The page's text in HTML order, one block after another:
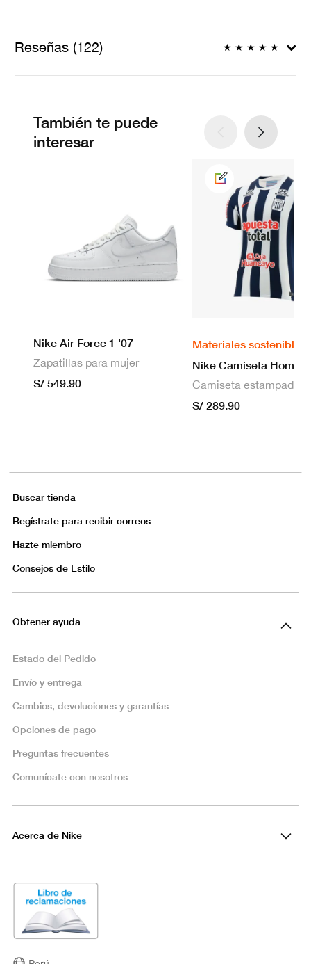
Reseñas (122) ★ ★ ★ ★ ★
También te puede
interesar
Nike Air Force 1 '07
Zapatillas para mujer
S/ 549.90
Materiales sostenibles
S/ 289.90
Buscar tienda
Regístrate para recibir correos
Hazte miembro
Consejos de Estilo
Obtener ayuda
Estado del Pedido
Envío y entrega
Cambios, devoluciones y garantías
Opciones de pago
Preguntas frecuentes
Comunícate con nosotros
Acerca de Nike